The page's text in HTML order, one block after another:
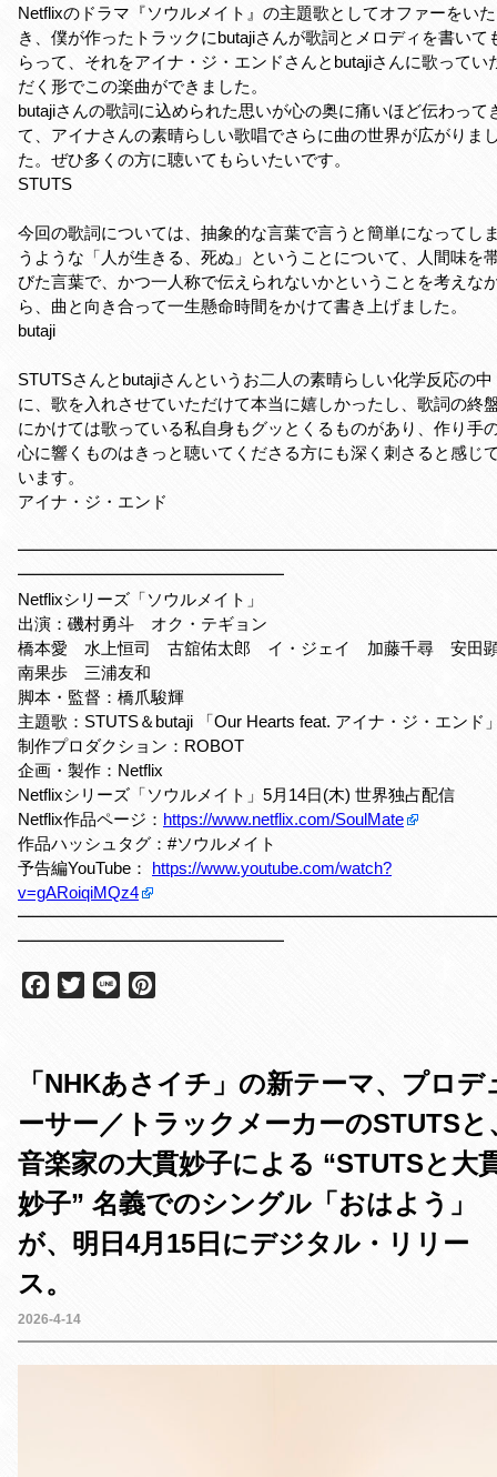
Netflixのドラマ『ソウルメイト』の主題歌としてオファーをい
き、僕が作ったトラックにbutajiさんが歌詞とメロディを書いて
らって、それをアイナ・ジ・エンドさんとbutajiさんに歌ってい
だく形でこの楽曲ができました。
butajiさんの歌詞に込められた思いが心の奥に痛いほど伝わって
て、アイナさんの素晴らしい歌唱でさらに曲の世界が広がりま
た。ぜひ多くの方に聴いてもらいたいです。
STUTS
今回の歌詞については、抽象的な言葉で言うと簡単になってし
うような「人が生きる、死ぬ」ということについて、人間味を
びた言葉で、かつ一人称で伝えられないかということを考えな
ら、曲と向き合って一生懸命時間をかけて書き上げました。
butaji
STUTSさんとbutajiさんというお二人の素晴らしい化学反応の中
に、歌を入れさせていただけて本当に嬉しかったし、歌詞の終
にかけては歌っている私自身もグッとくるものがあり、作り手
心に響くものはきっと聴いてくださる方にも深く刺さると感じ
います。
アイナ・ジ・エンド
━━━━━━━━━━━━━━━━
Netflixシリーズ「ソウルメイト」
出演：磯村勇斗 オク・テギョン
橋本愛 水上恒司 古舘佑太郎 イ・ジェイ 加藤千尋 安田
南果歩 三浦友和
脚本・監督：橋爪駿輝
主題歌：STUTS＆butaji 「Our Hearts feat. アイナ・ジ・エンド
制作プロダクション：ROBOT
企画・製作：Netflix
Netflixシリーズ「ソウルメイト」5月14日(木) 世界独占配信
Netflix作品ページ： https://www.netflix.com/SoulMate
作品ハッシュタグ：#ソウルメイト
予告編YouTube： https://www.youtube.com/watch?
v=gARoiqiMQz4
━━━━━━━━━━━━━━━━
b
o
k
t
r
e
e
s
t
「NHKあさイチ」の新テーマ、プロデ
ーサー／トラックメーカーのSTUTSと
音楽家の大貫妙子による “STUTSと大
妙子” 名義でのシングル「おはよう」
が、明日4月15日にデジタル・リリー
ス。
2026-4-14